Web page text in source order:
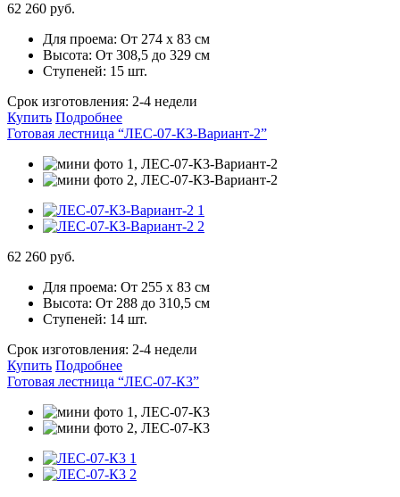
62 260 руб.
Для проема: От 274 х 83 см
Высота: От 308,5 до 329 см
Ступеней: 15 шт.
Срок изготовления: 2-4 недели
Купить Подробнее
Готовая лестница “ЛЕС-07-К3-Вариант-2”
62 260 руб.
Для проема: От 255 х 83 см
Высота: От 288 до 310,5 см
Ступеней: 14 шт.
Срок изготовления: 2-4 недели
Купить Подробнее
Готовая лестница “ЛЕС-07-К3”